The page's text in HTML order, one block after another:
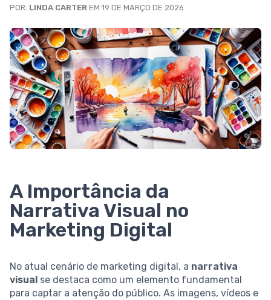
POR: LINDA CARTER EM 19 DE MARÇO DE 2026
A Importância da
Narrativa Visual no
Marketing Digital
No atual cenário de marketing digital, a narrativa
visual se destaca como um elemento fundamental
para captar a atenção do público. As imagens, vídeos e